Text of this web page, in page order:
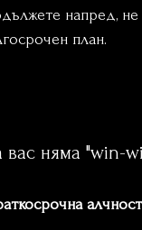
напред,
план.
вас няма "win-